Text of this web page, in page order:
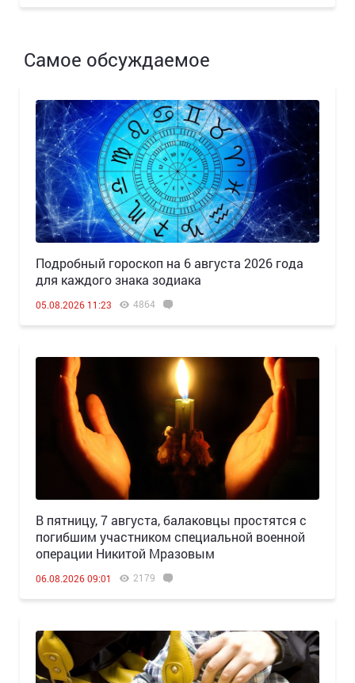
Самое обсуждаемое
Подробный гороскоп на 6 августа 2026 года
для каждого знака зодиака
05.08.2026 11:23 4864
В пятницу, 7 августа, балаковцы простятся с
погибшим участником специальной военной
операции Никитой Мразовым
06.08.2026 09:01 2179